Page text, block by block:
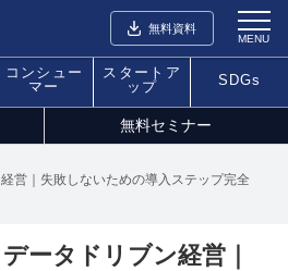
無料資料
MENU
コンシュー
マー
スタートア
ップ
SDGs
無料セミナー
営｜失敗しないための導入ステップ完全
ータドリブン経営｜